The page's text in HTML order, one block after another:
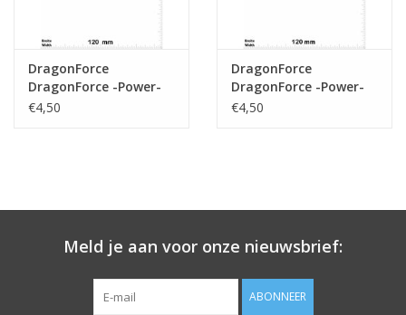
DragonForce
DragonForce -Power-
Metal-Band - silver
€4,50
DragonForce
DragonForce -Power-
Metal-Band
€4,50
Meld je aan voor onze nieuwsbrief:
ABONNEER